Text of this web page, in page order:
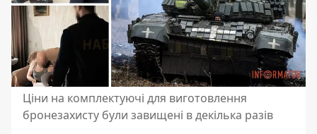
Ціни на комплектуючі для виготовлення
бронезахисту були завищені в декілька разів